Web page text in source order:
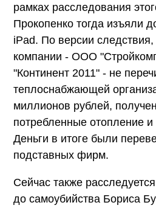
рамках расследования
Прокопенко тогда изъяли
iPad. По версии
компании - ООО
"Континент 2011" - не
теплоснабжающей
миллионов рублей,
потребленные отопление и
Деньги в итоге были
подставных фирм.
Сейчас также
до самоубийства Бориса